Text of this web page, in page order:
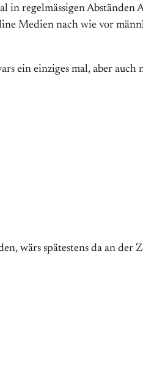
in regelmässigen
Medien nach wie vor
ein einziges mal, aber
wärs spätestens da an der